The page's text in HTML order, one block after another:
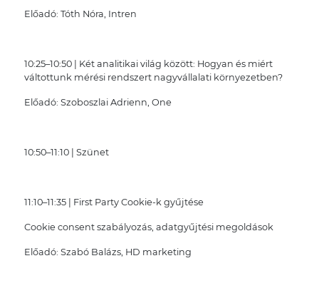
Előadó: Tóth Nóra, Intren
10:25–10:50 | Két analitikai világ között: Hogyan és miért
váltottunk mérési rendszert nagyvállalati környezetben?
Előadó: Szoboszlai Adrienn, One
10:50–11:10 | Szünet
11:10–11:35 | First Party Cookie-k gyűjtése
Cookie consent szabályozás, adatgyűjtési megoldások
Előadó: Szabó Balázs, HD marketing